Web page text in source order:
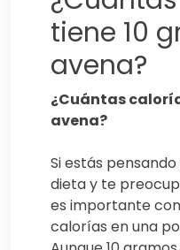
tiene 10
avena?
¿Cuántas
avena?
Si estás
dieta y te
es importante
calorías en una